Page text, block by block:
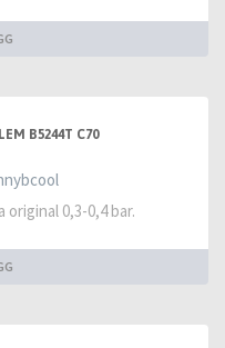
B5244T C70
original 0,3-0,4 bar.